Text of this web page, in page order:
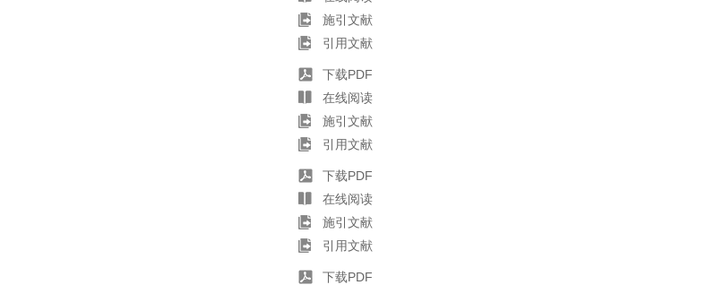
施引文献
引用文献
下载PDF
在线阅读
施引文献
引用文献
下载PDF
在线阅读
施引文献
引用文献
下载PDF